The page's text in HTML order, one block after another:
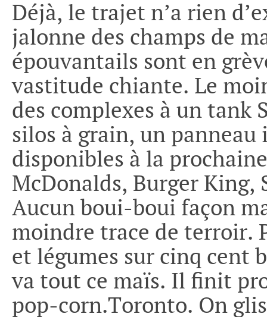
Déjà, le trajet n’a rien
jalonne des champs de
épouvantails sont en
vastitude chiante. Le
des complexes à un tank
silos à grain, un panneau
disponibles à la
McDonalds, Burger King,
Aucun boui-boui façon
moindre trace de terroir.
et légumes sur cinq cent
va tout ce maïs. Il finit
pop-corn.Toronto. On